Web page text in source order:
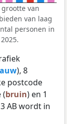
van
van laag
personen in
), 8
postcode
(bruin) en 1
AB wordt in